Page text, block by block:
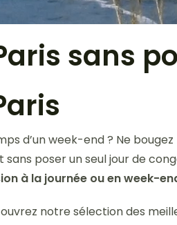
sans
d’un week-end ? Ne
poser un seul jour de
à la journée ou en week-
notre sélection des